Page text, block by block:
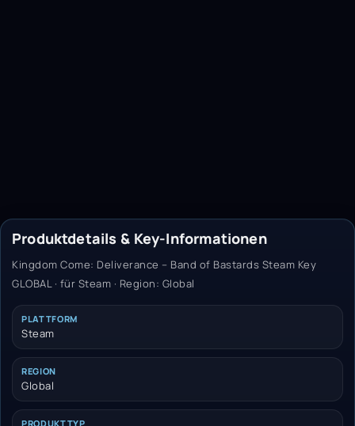
Produktdetails & Key-Informationen
Kingdom Come: Deliverance – Band of Bastards Steam Key
GLOBAL · für Steam · Region: Global
PLATTFORM
Steam
REGION
Global
PRODUKTTYP